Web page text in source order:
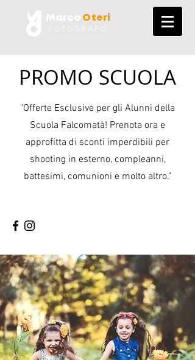
Marco Oteri
PROMO SCUOLA
"Offerte Esclusive per gli Alunni della
Scuola Falcomatà! Prenota ora e
approfitta di sconti imperdibili per
shooting in esterno, compleanni,
battesimi, comunioni e molto altro."